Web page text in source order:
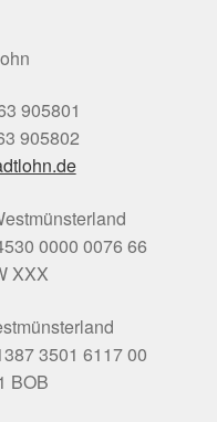
905801
905802
0000 0076 66
XXX
3501 6117 00
BOB